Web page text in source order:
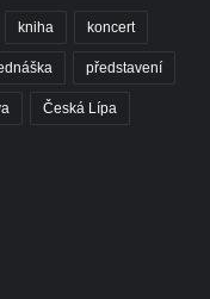
kniha koncert
představení
Česká Lípa